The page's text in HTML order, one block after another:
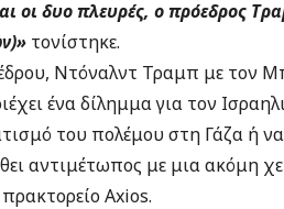
οι δυο πλευρές, ο πρόεδρος
τονίστηκε.
Ντόναλντ Τραμπ με τον
ένα δίλημμα για τον
του πολέμου στη Γάζα ή να
αντιμέτωπος με μια ακόμη
Axios.